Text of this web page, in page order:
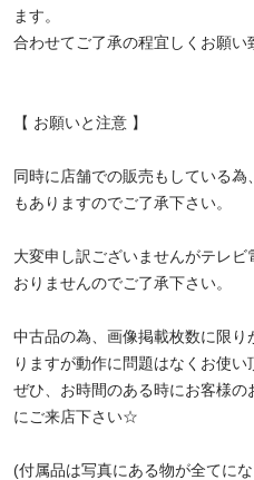
ます。
合わせてご了承の程宜しくお願い
【 お願いと注意 】
同時に店舗での販売もしている
もありますのでご了承下さい。
大変申し訳ございませんがテレ
おりませんのでご了承下さい。
中古品の為、画像掲載枚数に限
りますが動作に問題はなくお使い
ぜひ、お時間のある時にお客様
にご来店下さい☆
(付属品は写真にある物が全てに